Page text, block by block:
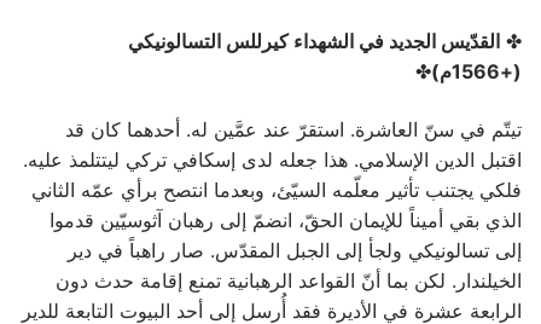
✤ القدّيس الجديد في الشهداء كيرللس التسالونيكي
(+1566م)
✤
تيتّم في سنّ العاشرة. استقرّ عند عمَّين له. أحدهما كان قد
اقتبل الدين الإسلامي. هذا جعله لدى إسكافي تركي ليتتلمذ عليه.
فلكي يجتنب تأثير معلّمه السيّئ، وبعدما انتصح برأي عمّه الثاني
الذي بقي أميناً للإيمان الحقّ، انضمّ إلى رهبان آثوسيّين قدموا
إلى تسالونيكي ولجأ إلى الجبل المقدّس. صار راهباً في دير
الخيلندار. لكن بما أنّ القواعد الرهبانية تمنع إقامة حدث دون
الرابعة عشرة في الأديرة فقد أُرسل إلى أحد البيوت التابعة للدير